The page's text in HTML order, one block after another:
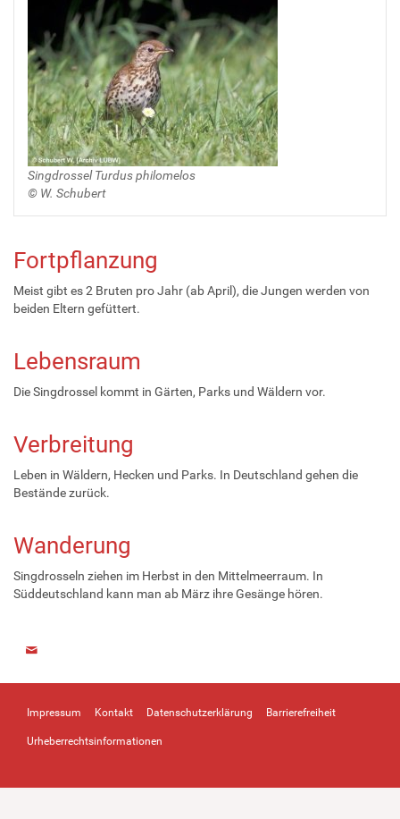
Singdrossel Turdus philomelos
© W. Schubert
Fortpflanzung
Meist gibt es 2 Bruten pro Jahr (ab April), die Jungen werden von
beiden Eltern gefüttert.
Lebensraum
Die Singdrossel kommt in Gärten, Parks und Wäldern vor.
Verbreitung
Leben in Wäldern, Hecken und Parks. In Deutschland gehen die
Bestände zurück.
Wanderung
Singdrosseln ziehen im Herbst in den Mittelmeerraum. In
Süddeutschland kann man ab März ihre Gesänge hören.
Impressum Kontakt Datenschutzerklärung Barrierefreiheit
Urheberrechtsinformationen